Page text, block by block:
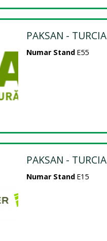
PAKSAN - TURCIA
Numar Stand E55
PAKSAN - TURCIA
Numar Stand E15